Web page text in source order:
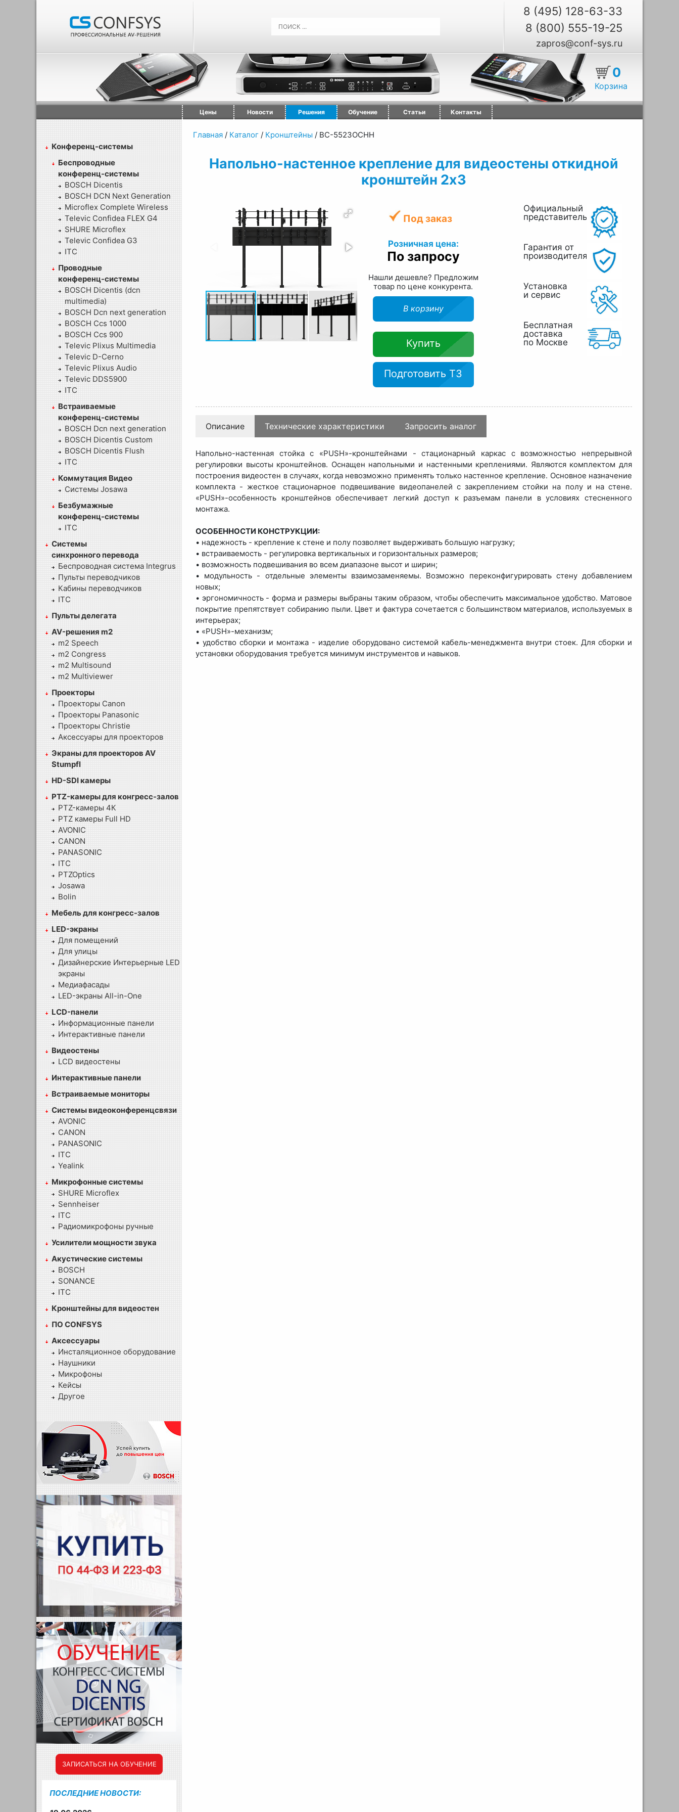
8 (495) 128-63-33
8 (800) 555-19-25
zapros@conf-sys.ru
0
Корзина
Цены Новости Решения Обучение Статьи Контакты
Конференц-системы
Беспроводные
конференц-системы
BOSCH Dicentis
BOSCH DCN Next Generation
Microflex Complete Wireless
Televic Confidea FLEX G4
SHURE Microflex
Televic Confidea G3
ITC
Проводные
конференц-системы
BOSCH Dicentis (dcn
multimedia)
BOSCH Dcn next generation
BOSCH Ccs 1000
BOSCH Ccs 900
Televic Plixus Multimedia
Televic D-Cerno
Televic Plixus Audio
Televic DDS5900
ITC
Встраиваемые
конференц-системы
BOSCH Dcn next generation
BOSCH Dicentis Custom
BOSCH Dicentis Flush
ITC
Коммутация Видео
Системы Josawa
Безбумажные
конференц-системы
ITC
Системы
синхронного перевода
Беспроводная система Integrus
Пульты переводчиков
Кабины переводчиков
ITC
Пульты делегата
AV-решения m2
m2 Speech
m2 Congress
m2 Multisound
m2 Multiviewer
Проекторы
Проекторы Canon
Проекторы Panasonic
Проекторы Christie
Аксессуары для проекторов
Экраны для проекторов AV
Stumpfl
HD-SDI камеры
PTZ-камеры для конгресс-залов
PTZ-камеры 4К
PTZ камеры Full HD
AVONIC
CANON
PANASONIC
ITC
PTZOptics
Josawa
Bolin
Мебель для конгресс-залов
LED-экраны
Для помещений
Для улицы
Дизайнерские Интерьерные LED
экраны
Медиафасады
LED-экраны All-in-One
LCD-панели
Информационные панели
Интерактивные панели
Видеостены
LCD видеостены
Интерактивные панели
Встраиваемые мониторы
Системы видеоконференцсвязи
AVONIC
CANON
PANASONIC
ITC
Yealink
Микрофонные системы
SHURE Microflex
Sennheiser
ITC
Радиомикрофоны ручные
Усилители мощности звука
Акустические системы
BOSCH
SONANCE
ITC
Кронштейны для видеостен
ПО CONFSYS
Аксессуары
Инсталяционное оборудование
Наушники
Микрофоны
Кейсы
Другое
ЗАПИСАТЬСЯ НА ОБУЧЕНИЕ
ПОСЛЕДНИЕ НОВОСТИ:
Главная / Каталог / Кронштейны / ВС-5523ОСНН
Напольно-настенное крепление для видеостены откидной
кронштейн 2х3
Под заказ
Розничная цена:
По запросу
Нашли дешевле? Предложим
товар по цене конкурента.
В корзину
Купить
Подготовить ТЗ
Официальный
представитель
Гарантия от
производителя
Установка
и сервис
Бесплатная
доставка
по Москве
Описание Технические характеристики Запросить аналог
Напольно-настенная стойка с «PUSH»-кронштейнами - стационарный каркас с возможностью непрерывной
регулировки высоты кронштейнов. Оснащен напольными и настенными креплениями. Являются комплектом для
построения видеостен в случаях, когда невозможно применять только настенное крепление. Основное назначение
комплекта - жесткое стационарное подвешивание видеопанелей с закреплением стойки на полу и на стене.
«PUSH»-особенность кронштейнов обеспечивает легкий доступ к разъемам панели в условиях стесненного
монтажа.
ОСОБЕННОСТИ КОНСТРУКЦИИ:
• надежность - крепление к стене и полу позволяет выдерживать большую нагрузку;
• встраиваемость - регулировка вертикальных и горизонтальных размеров;
• возможность подвешивания во всем диапазоне высот и ширин;
• модульность - отдельные элементы взаимозаменяемы. Возможно переконфигурировать стену добавлением
новых;
• эргономичность - форма и размеры выбраны таким образом, чтобы обеспечить максимальное удобство. Матовое
покрытие препятствует собиранию пыли. Цвет и фактура сочетается с большинством материалов, используемых в
интерьерах;
• «PUSH»-механизм;
• удобство сборки и монтажа - изделие оборудовано системой кабель-менеджмента внутри стоек. Для сборки и
установки оборудования требуется минимум инструментов и навыков.